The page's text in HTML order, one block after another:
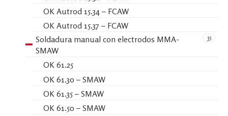
OK Autrod 15.34 – FCAW
OK Autrod 15.37 – FCAW
35
Soldadura manual con electrodos MMA-
SMAW
OK 61.25
OK 61.30 – SMAW
OK 61.35 – SMAW
OK 61.50 – SMAW